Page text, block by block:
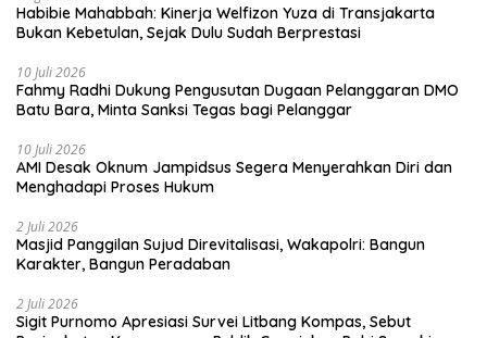
Habibie Mahabbah: Kinerja Welfizon Yuza di Transjakarta
Bukan Kebetulan, Sejak Dulu Sudah Berprestasi
10 Juli 2026
Fahmy Radhi Dukung Pengusutan Dugaan Pelanggaran DMO
Batu Bara, Minta Sanksi Tegas bagi Pelanggar
10 Juli 2026
AMI Desak Oknum Jampidsus Segera Menyerahkan Diri dan
Menghadapi Proses Hukum
2 Juli 2026
Masjid Panggilan Sujud Direvitalisasi, Wakapolri: Bangun
Karakter, Bangun Peradaban
2 Juli 2026
Sigit Purnomo Apresiasi Survei Litbang Kompas, Sebut